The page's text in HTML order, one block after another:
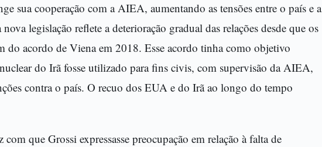
sua cooperação com a AIEA, aumentando as tensões entre o país e a
legislação reflete a deterioração gradual das relações desde que os
do acordo de Viena em 2018. Esse acordo tinha como objetivo
do Irã fosse utilizado para fins civis, com supervisão da AIEA,
contra o país. O recuo dos EUA e do Irã ao longo do tempo
que Grossi expressasse preocupação em relação à falta de